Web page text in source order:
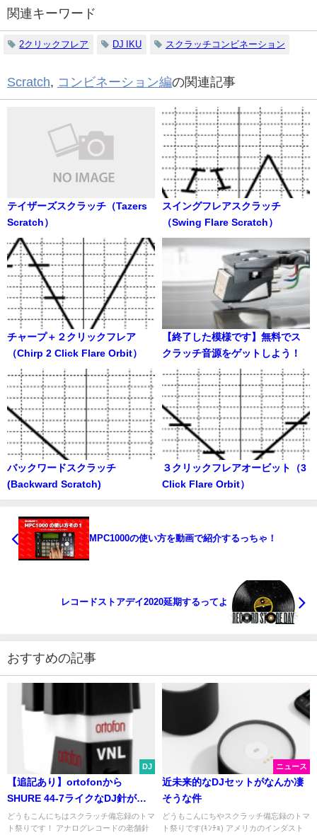
関連キーワード
2クリックフレア DJ IKU スクラッチコンビネーション
Scratch, コンビネーション編の関連記事
テイザーズスクラッチ（Tazers
Scratch）
スイングフレアスクラッチ
（Swing Flare Scratch）
チャープ＋２クリックフレア
（Chirp 2 Click Flare Orbit）
【終了した模様です】無料でス
クラッチ音源をゲットしよう！
バックワードスクラッチ
(Backward Scratch)
３クリックフレアオービット（3
Click Flare Orbit）
MPC1000の使い方を動画で紹介するっちゃ！
レコードストアデイ2020延期するってよ
おすすめの記事
DJ
【追記あり】ortofonから
SHURE 44-7ライクなDJ針が近
日登場予定！？
どうもこんにちはスクラッチ備忘録のトマ
ト祭りです！ アナログレコードの老舗針
ニュース
近未来的なDJセットがなんか凄
そうな件
どうもこんにちやスクラッチ備忘録のトマ
ト祭りです(ｷﾝﾁｮ) アメリカのインダスト